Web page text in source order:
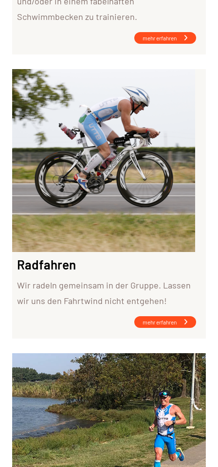
Schwimmbecken zu trainieren.
mehr erfahren
Radfahren
Wir radeln gemeinsam in der Gruppe. Lassen
wir uns den Fahrtwind nicht entgehen!
mehr erfahren